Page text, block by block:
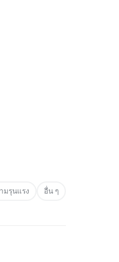
มรุนแรง อื่น ๆ